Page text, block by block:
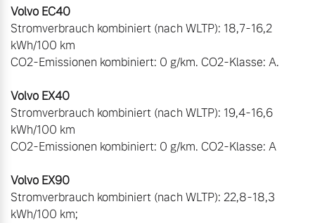
Stromverbrauch kombiniert (nach WLTP): 18,7-16,2
kWh/100 km
CO2-Emissionen kombiniert: 0 g/km. CO2-Klasse: A.
Stromverbrauch kombiniert (nach WLTP): 19,4-16,6
kWh/100 km
CO2-Emissionen kombiniert: 0 g/km. CO2-Klasse: A
Stromverbrauch kombiniert (nach WLTP): 22,8-18,3
kWh/100 km;